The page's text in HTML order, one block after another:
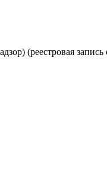
(реестровая